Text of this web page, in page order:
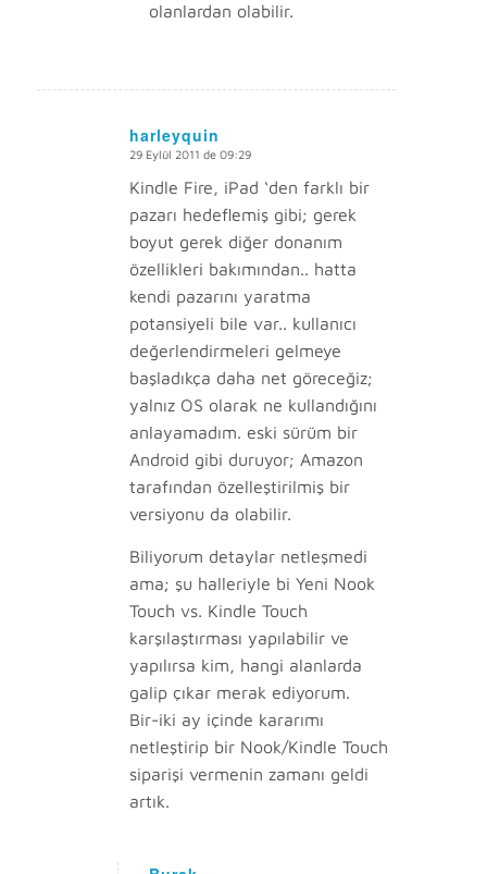
olanlardan olabilir.
harleyquin
says:
29 Eylül 2011 de 09:29
Kindle Fire, iPad ‘den farklı bir
pazarı hedeflemiş gibi; gerek
boyut gerek diğer donanım
özellikleri bakımından.. hatta
kendi pazarını yaratma
potansiyeli bile var.. kullanıcı
değerlendirmeleri gelmeye
başladıkça daha net göreceğiz;
yalnız OS olarak ne kullandığını
anlayamadım. eski sürüm bir
Android gibi duruyor; Amazon
tarafından özelleştirilmiş bir
versiyonu da olabilir.
Biliyorum detaylar netleşmedi
ama; şu halleriyle bi Yeni Nook
Touch vs. Kindle Touch
karşılaştırması yapılabilir ve
yapılırsa kim, hangi alanlarda
galip çıkar merak ediyorum.
Bir-iki ay içinde kararımı
netleştirip bir Nook/Kindle Touch
siparişi vermenin zamanı geldi
artık.